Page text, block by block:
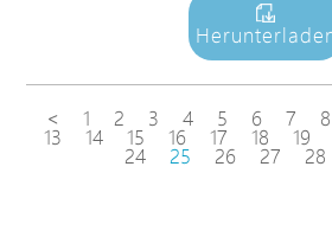
< 1 2 3 4 5 6 7 8
13 14 15 16 17 18 19
24 25 26 27 28